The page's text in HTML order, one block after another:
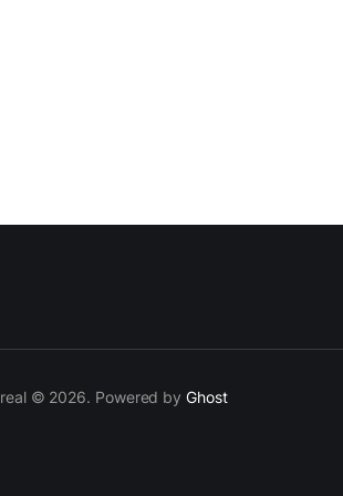
© 2026. Powered byGhost